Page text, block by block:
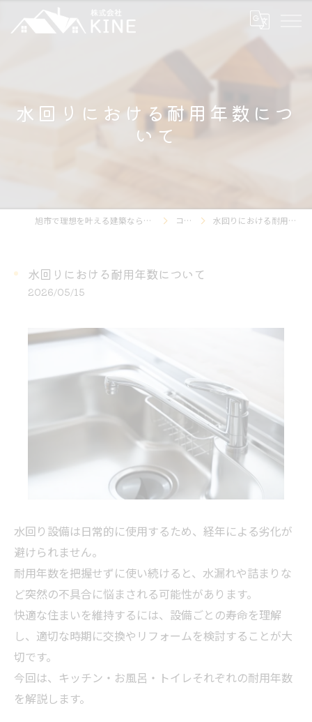
水回りにおける耐用年数につ
いて
旭市で理想を叶える建築なら【株式会社KINE】 コラム 水回りにおける耐用年数について
水回りにおける耐用年数について
2026/05/15
水回り設備は日常的に使用するため、経年による劣化が
避けられません。
耐用年数を把握せずに使い続けると、水漏れや詰まりな
ど突然の不具合に悩まされる可能性があります。
快適な住まいを維持するには、設備ごとの寿命を理解
し、適切な時期に交換やリフォームを検討することが大
切です。
今回は、キッチン・お風呂・トイレそれぞれの耐用年数
を解説します。